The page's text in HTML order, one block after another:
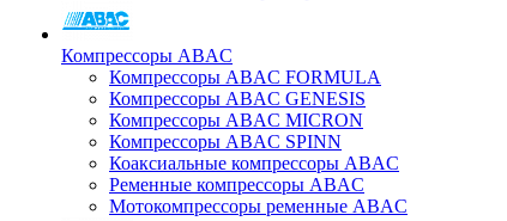
Компрессоры ABAC
Компрессоры ABAC FORMULA
Компрессоры ABAC GENESIS
Компрессоры ABAC MICRON
Компрессоры ABAC SPINN
Коаксиальные компрессоры ABAC
Ременные компрессоры ABAC
Мотокомпрессоры ременные ABAC